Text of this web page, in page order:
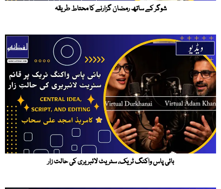
شوگر کے ساتھ رمضان گزارنے کا محتاط طریقہ
بائی پاس واکنگ ٹریک، سٹریٹ لائبریری کی حالت زار